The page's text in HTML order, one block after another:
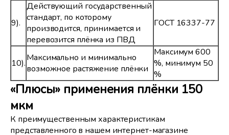
9).
Действующий государственный
стандарт, по которому
производится, принимается и
перевозится плёнка из ПВД
ГОСТ 16337-77
10).Максимально и минимально
возможное растяжение плёнки
Максимум 600
%, минимум 50
%
«Плюсы» применения плёнки 150
мкм
К преимущественным характеристикам
представленного в нашем интернет-магазине